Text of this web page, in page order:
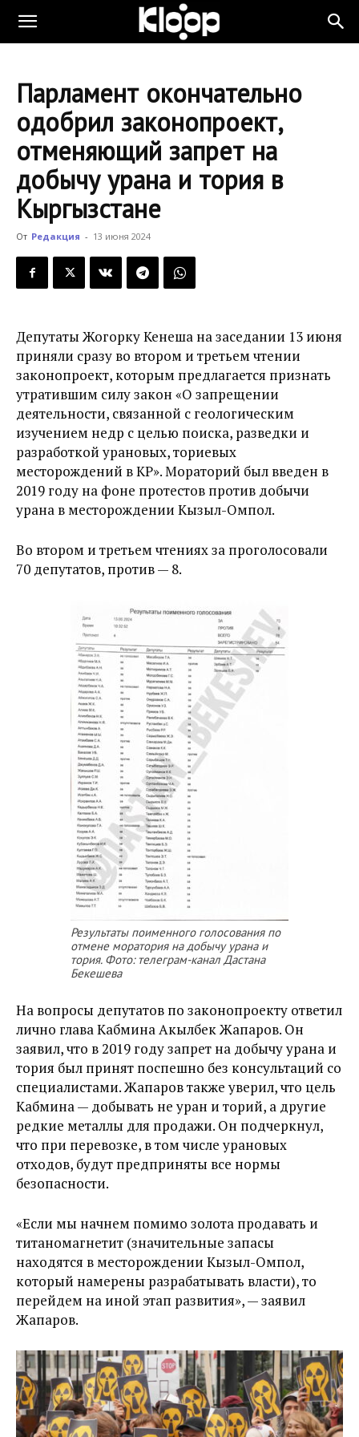
KLOOP.KG
Новости
Кыргызстана
Парламент окончательно
одобрил законопроект,
отменяющий запрет на
добычу урана и тория в
Кыргызстане
От Редакция - 13 июня 2024
Депутаты Жогорку Кенеша на заседании 13 июня
приняли сразу во втором и третьем чтении
законопроект, которым предлагается признать
утратившим силу закон «О запрещении
деятельности, связанной с геологическим
изучением недр с целью поиска, разведки и
разработкой урановых, ториевых
месторождений в КР». Мораторий был введен в
2019 году на фоне протестов против добычи
урана в месторождении Кызыл-Омпол.
Во втором и третьем чтениях за проголосовали
70 депутатов, против — 8.
Результаты поименного голосования по
отмене моратория на добычу урана и
тория. Фото: телеграм-канал Дастана
Бекешева
На вопросы депутатов по законопроекту ответил
лично глава Кабмина Акылбек Жапаров. Он
заявил, что в 2019 году запрет на добычу урана и
тория был принят поспешно без консультаций со
специалистами. Жапаров также уверил, что цель
Кабмина — добывать не уран и торий, а другие
редкие металлы для продажи. Он подчеркнул,
что при перевозке, в том числе урановых
отходов, будут предприняты все нормы
безопасности.
«Если мы начнем помимо золота продавать и
титаномагнетит (значительные запасы
находятся в месторождении Кызыл-Омпол,
который намерены разрабатывать власти), то
перейдем на иной этап развития», — заявил
Жапаров.